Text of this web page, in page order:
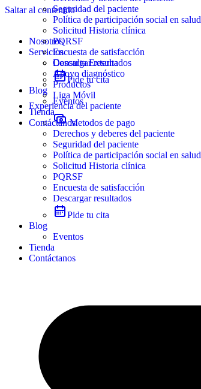
Saltar al contenidoSeguridad del paciente
Política de participación social en salud
Solicitud Historia clínica
PQRSF
Encuesta de satisfacción
Descargar resultados
Pide tu cita
Blog
Eventos
Tienda
Contáctanos
Nosotros
Servicios
Consulta Externa
Apoyo diagnóstico
Productos
Liga Móvil
Experiencia del paciente
Metodos de pago
Derechos y deberes del paciente
Seguridad del paciente
Política de participación social en salud
Solicitud Historia clínica
PQRSF
Encuesta de satisfacción
Descargar resultados
Pide tu cita
Blog
Eventos
Tienda
Contáctanos